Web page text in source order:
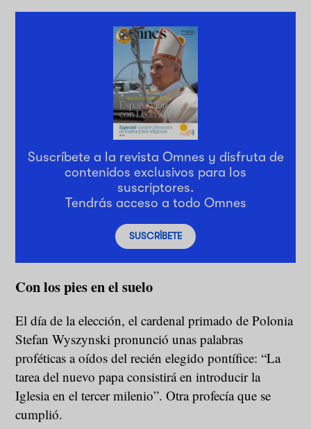
Suscríbete a la revista Omnes y disfruta de
contenidos exclusivos para los
suscriptores.
Tendrás acceso a todo Omnes
SUSCRÍBETE
Con los pies en el suelo
El día de la elección, el cardenal primado de Polonia
Stefan Wyszynski pronunció unas palabras
proféticas a oídos del recién elegido pontífice: “La
tarea del nuevo papa consistirá en introducir la
Iglesia en el tercer milenio”. Otra profecía que se
cumplió.